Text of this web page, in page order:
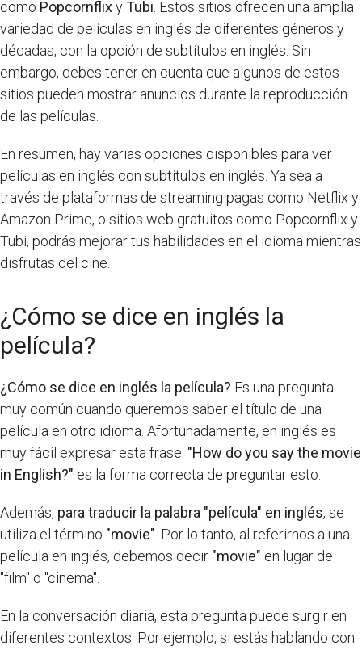
como PopcornflixyTubi . Estos sitios ofrecen una amplia
variedad de películas en inglés de diferentes géneros y
décadas, con la opción de subtítulos en inglés. Sin
embargo, debes tener en cuenta que algunos de estos
sitios pueden mostrar anuncios durante la reproducción
de las películas.
En resumen, hay varias opciones disponibles para ver
películas en inglés con subtítulos en inglés. Ya sea a
través de plataformas de streaming pagas como Netflix y
Amazon Prime, o sitios web gratuitos como Popcornflix y
Tubi, podrás mejorar tus habilidades en el idioma mientras
disfrutas del cine.
¿Cómo se dice en inglés la
película?
¿Cómo se dice en inglés la película? Es una pregunta
muy común cuando queremos saber el título de una
película en otro idioma. Afortunadamente, en inglés es
muy fácil expresar esta frase. "How do you say the movie
in English?" es la forma correcta de preguntar esto.
Además, para traducir la palabra "película" en inglés, se
utiliza el término "movie" . Por lo tanto, al referirnos a una
película en inglés, debemos decir "movie" en lugar de
"film" o "cinema".
En la conversación diaria, esta pregunta puede surgir en
diferentes contextos. Por ejemplo, si estás hablando con